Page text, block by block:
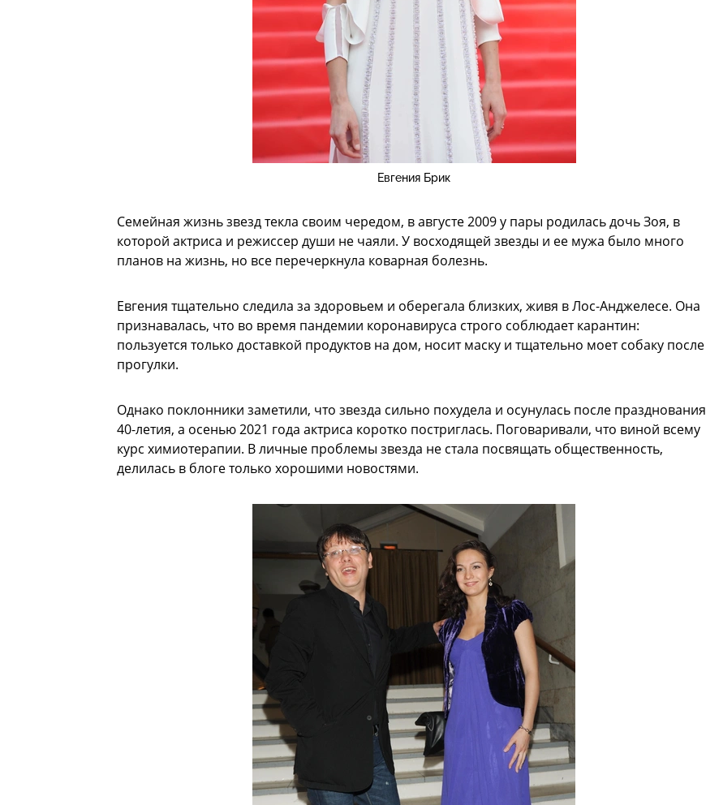
Евгения Брик
Семейная жизнь звезд текла своим чередом, в августе 2009 у пары родилась дочь Зоя, в
которой актриса и режиссер души не чаяли. У восходящей звезды и ее мужа было много
планов на жизнь, но все перечеркнула коварная болезнь.
Евгения тщательно следила за здоровьем и оберегала близких, живя в Лос-Анджелесе. Она
признавалась, что во время пандемии коронавируса строго соблюдает карантин:
пользуется только доставкой продуктов на дом, носит маску и тщательно моет собаку после
прогулки.
Однако поклонники заметили, что звезда сильно похудела и осунулась после празднования
40-летия, а осенью 2021 года актриса коротко постриглась. Поговаривали, что виной всему
курс химиотерапии. В личные проблемы звезда не стала посвящать общественность,
делилась в блоге только хорошими новостями.